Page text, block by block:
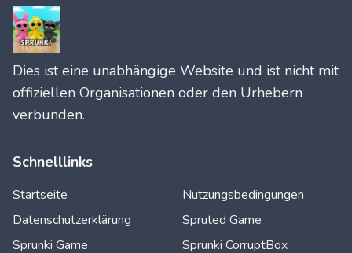
Dies ist eine unabhängige Website und ist nicht mit
offiziellen Organisationen oder den Urhebern
verbunden.
Schnelllinks
Startseite
Nutzungsbedingungen
Datenschutzerklärung
Spruted Game
Sprunki Game
Sprunki CorruptBox